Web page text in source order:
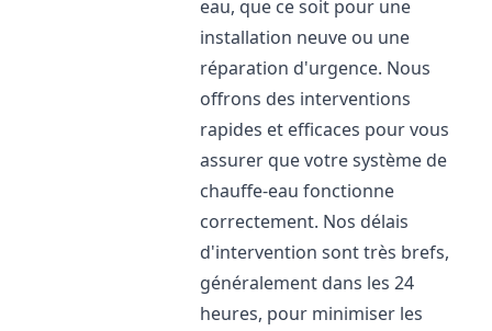
eau, que ce soit pour une
installation neuve ou une
réparation d'urgence. Nous
offrons des interventions
rapides et efficaces pour vous
assurer que votre système de
chauffe-eau fonctionne
correctement. Nos délais
d'intervention sont très brefs,
généralement dans les 24
heures, pour minimiser les